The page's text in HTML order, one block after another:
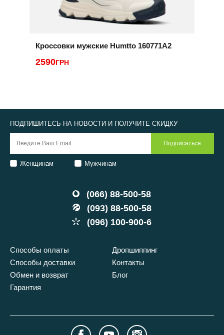
Кроссовки мужские Humtto 160771A2
2590ГРН
(066) 88-500-58
(093) 88-500-58
(096) 100-900-6
Способы оплаты
Способы доставки
Обмен и возврат
Гарантия
Дропшиппинг
Контакты
Блог
ПОДПИШИТЕСЬ НА НОВОСТИ И ПОЛУЧИТЕ СКИДКУ
Женщинам Мужчинам